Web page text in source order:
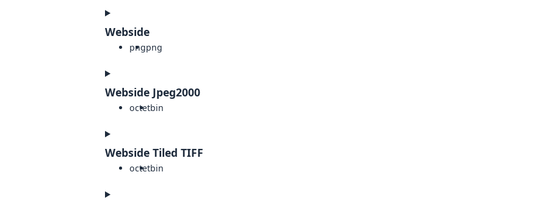
Webside
pngpng
Webside Jpeg2000
octetbin
Webside Tiled TIFF
octetbin